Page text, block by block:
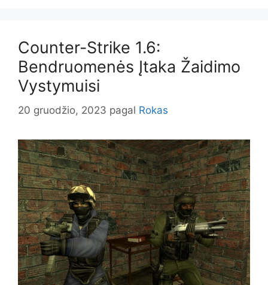
Counter-Strike 1.6:
Bendruomenės Įtaka Žaidimo
Vystymuisi
20 gruodžio, 2023 pagal Rokas